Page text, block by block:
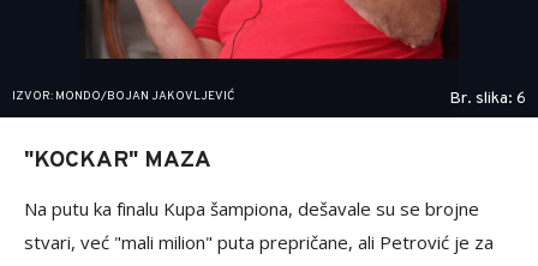
IZVOR: MONDO/BOJAN JAKOVLJEVIĆ Br. slika: 6
"KOCKAR" MAZA
Na putu ka finalu Kupa šampiona, dešavale su se brojne
stvari, već "mali milion" puta prepričane, ali Petrović je za